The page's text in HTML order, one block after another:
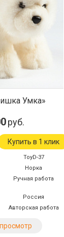
Умка»
руб.
Купить в 1 клик
ToyD-37
Норка
Ручная работа
Россия
Авторская работа